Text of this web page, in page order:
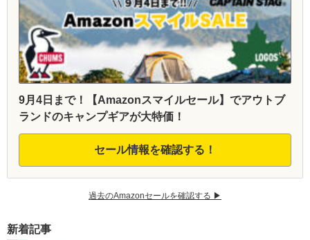
9月4日まで！【Amazonスマイルセール】でアウトブ
ランドのキャンプギアが大特価！
セール情報を確認する！
過去のAmazonセールを確認する ▶︎
新着記事